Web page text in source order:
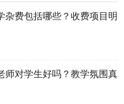
杂费包括哪些？收费项目明
师对学生好吗？教学氛围真